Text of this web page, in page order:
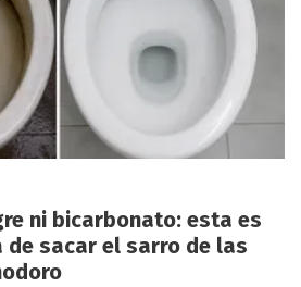
ni bicarbonato: esta es
de sacar el sarro de las